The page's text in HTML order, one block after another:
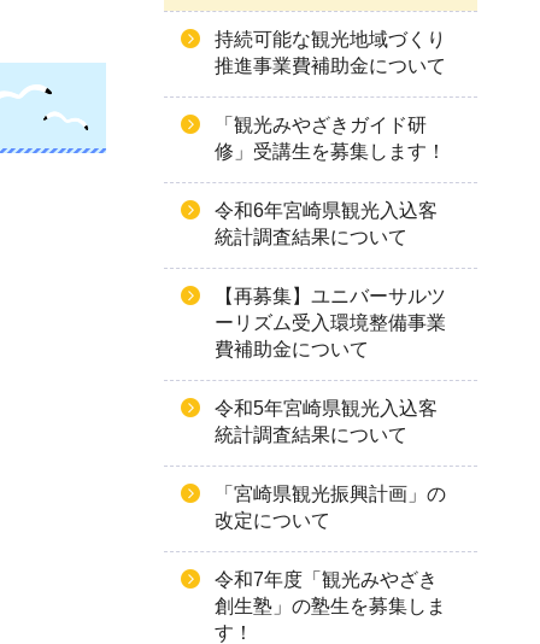
持続可能な観光地域づくり
推進事業費補助金について
「観光みやざきガイド研
修」受講生を募集します！
令和6年宮崎県観光入込客
統計調査結果について
【再募集】ユニバーサルツ
ーリズム受入環境整備事業
費補助金について
令和5年宮崎県観光入込客
統計調査結果について
「宮崎県観光振興計画」の
改定について
令和7年度「観光みやざき
創生塾」の塾生を募集しま
す！